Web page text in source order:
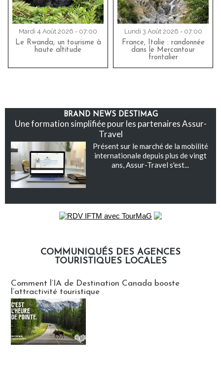
Mardi 4 Août 2026 - 07:00
Le Rwanda, un tourisme à
haute altitude
Lundi 3 Août 2026 - 07:00
France, Italie : randonnée
dans le Mercantour
frontalier
BRAND NEWS DESTIMAG
Une formation simplifiée pour les partenaires Assur-
Travel
Présent sur le marché de la mobilité
internationale depuis plus de vingt
ans, Assur-Travel s'est...
COMMUNIQUÉS DES AGENCES
TOURISTIQUES LOCALES
Comment l’IA de Destination Canada booste
l’attractivité touristique